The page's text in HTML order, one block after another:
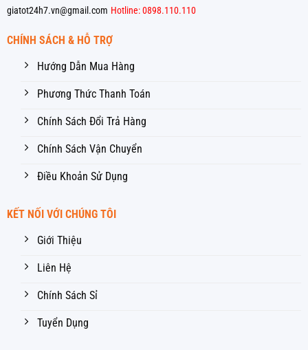
giatot24h7.vn@gmail.com Hotline: 0898.110.110
CHÍNH SÁCH & HỖ TRỢ
Hướng Dẫn Mua Hàng
Phương Thức Thanh Toán
Chính Sách Đổi Trả Hàng
Chính Sách Vận Chuyển
Điều Khoản Sử Dụng
KẾT NỐI VỚI CHÚNG TÔI
Giới Thiệu
Liên Hệ
Chính Sách Sỉ
Tuyển Dụng